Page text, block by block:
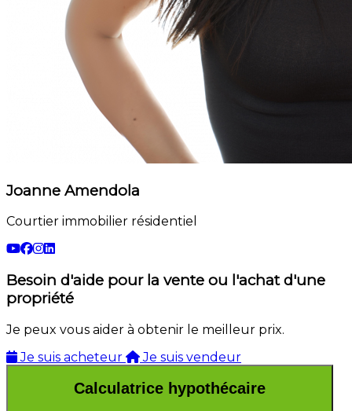
Joanne Amendola
Courtier immobilier résidentiel
Besoin d'aide pour la vente ou l'achat d'une
propriété
Je peux vous aider à obtenir le meilleur prix.
Je suis acheteur
Je suis vendeur
Calculatrice hypothécaire